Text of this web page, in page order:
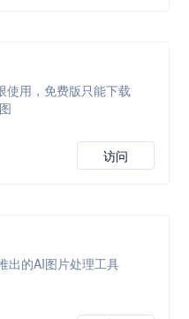
使用，免费版只能下载
访问
出的AI图片处理工具